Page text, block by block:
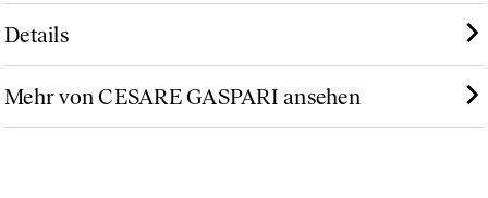
Details
Mehr von CESARE GASPARI ansehen